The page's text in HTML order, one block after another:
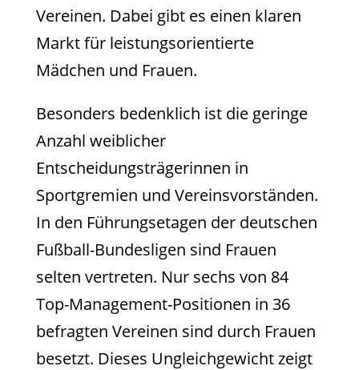
Vereinen. Dabei gibt es einen klaren
Markt für leistungsorientierte
Mädchen und Frauen.
Besonders bedenklich ist die geringe
Anzahl weiblicher
Entscheidungsträgerinnen in
Sportgremien und Vereinsvorständen.
In den Führungsetagen der deutschen
Fußball-Bundesligen sind Frauen
selten vertreten. Nur sechs von 84
Top-Management-Positionen in 36
befragten Vereinen sind durch Frauen
besetzt. Dieses Ungleichgewicht zeigt